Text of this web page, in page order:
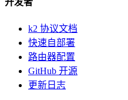
k2 协议文档
快速自部署
路由器配置
GitHub 开源
更新日志